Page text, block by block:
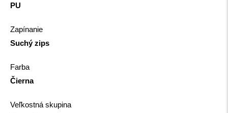
PU
Zapínanie
Suchý zips
Farba
Čierna
Veľkostná skupina